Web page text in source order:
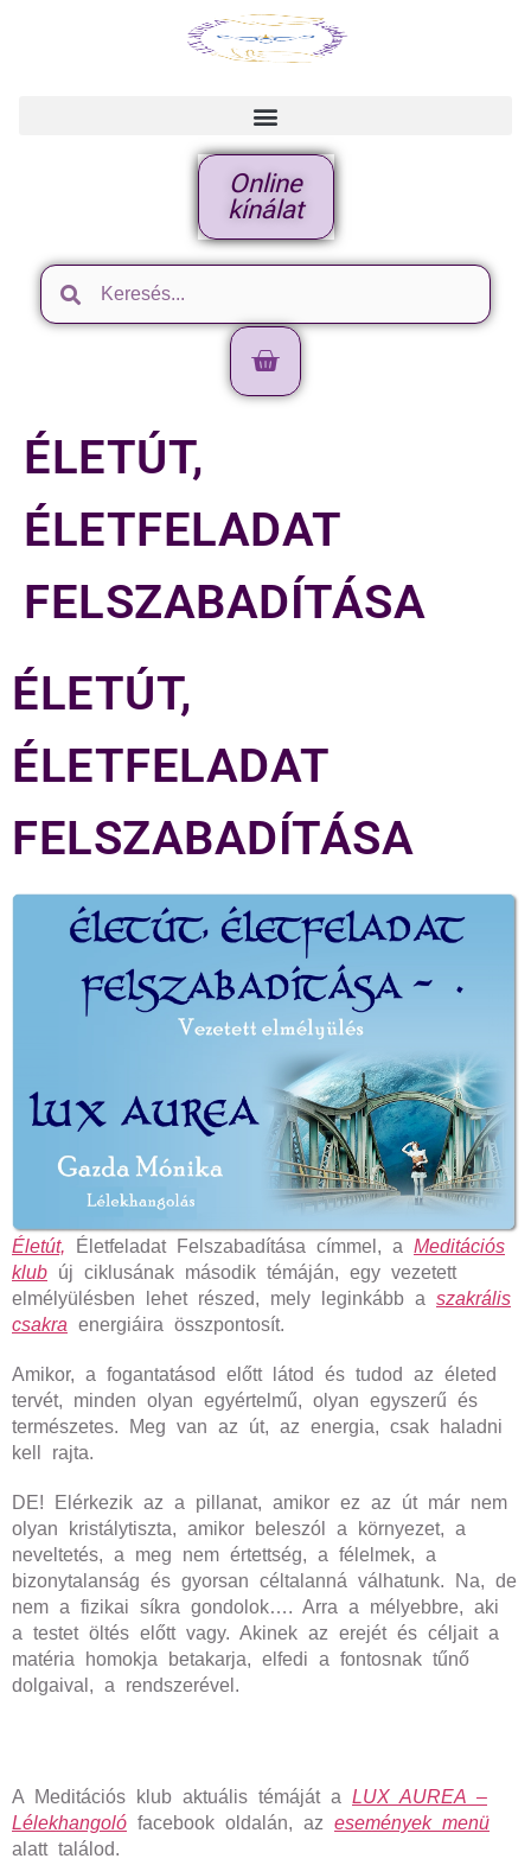
Online
kínálat
ÉLETÚT,
ÉLETFELADAT
FELSZABADÍTÁSA
ÉLETÚT,
ÉLETFELADAT
FELSZABADÍTÁSA
Életút, Életfeladat Felszabadítása címmel, a Meditációs
klub új ciklusának második témáján, egy vezetett
elmélyülésben lehet részed, mely leginkább a szakrális
csakra energiáira összpontosít.
Amikor, a fogantatásod előtt látod és tudod az életed
tervét, minden olyan egyértelmű, olyan egyszerű és
természetes. Meg van az út, az energia, csak haladni
kell rajta.
DE! Elérkezik az a pillanat, amikor ez az út már nem
olyan kristálytiszta, amikor beleszól a környezet, a
neveltetés, a meg nem értettség, a félelmek, a
bizonytalanság és gyorsan céltalanná válhatunk. Na, de
nem a fizikai síkra gondolok…. Arra a mélyebbre, aki
a testet öltés előtt vagy. Akinek az erejét és céljait a
matéria homokja betakarja, elfedi a fontosnak tűnő
dolgaival, a rendszerével.
A Meditációs klub aktuális témáját a LUX AUREA –
Lélekhangoló facebook oldalán, az események menü
alatt találod.